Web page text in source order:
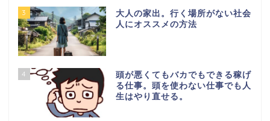
3
大人の家出。行く場所がない社会
人にオススメの方法
4
頭が悪くてもバカでもできる稼げ
る仕事。頭を使わない仕事でも人
生はやり直せる。